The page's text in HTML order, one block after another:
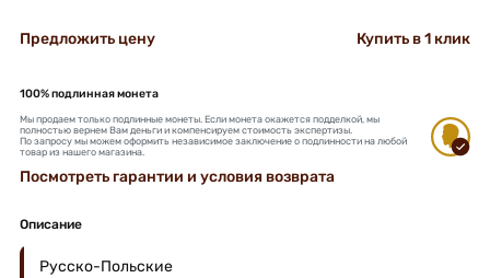
Предложить цену Купить в 1 клик
100% подлинная монета
Мы продаем только подлинные монеты. Если монета окажется подделкой, мы
полностью вернем Вам деньги и компенсируем стоимость экспертизы.
По запросу мы можем оформить независимое заключение о подлинности на любой
товар из нашего магазина.
Посмотреть гарантии и условия возврата
Описание
Русско-Польские